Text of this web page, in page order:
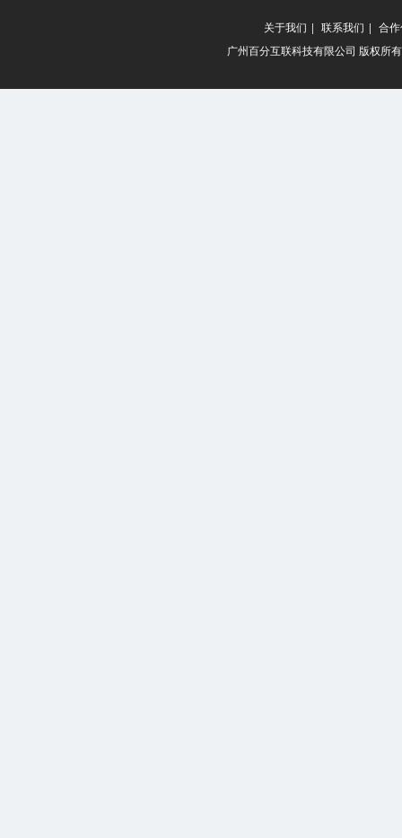
关于我们 | 联系我们 | 合
广州百分互联科技有限公司 版权所